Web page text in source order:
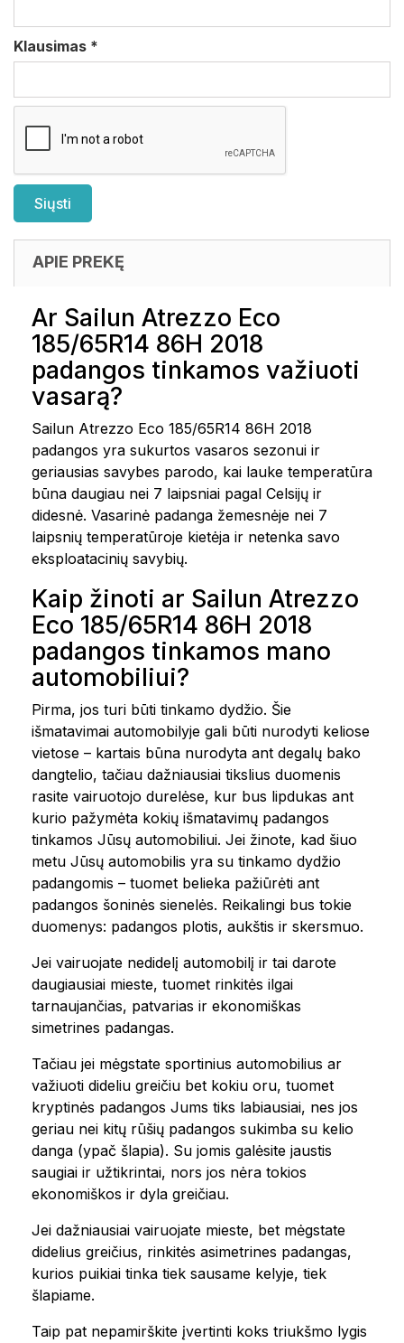
Klausimas *
APIE PREKĘ
Ar Sailun Atrezzo Eco
185/65R14 86H 2018
padangos tinkamos važiuoti
vasarą?
Sailun Atrezzo Eco 185/65R14 86H 2018
padangos yra sukurtos vasaros sezonui ir
geriausias savybes parodo, kai lauke temperatūra
būna daugiau nei 7 laipsniai pagal Celsijų ir
didesnė. Vasarinė padanga žemesnėje nei 7
laipsnių temperatūroje kietėja ir netenka savo
eksploatacinių savybių.
Kaip žinoti ar Sailun Atrezzo
Eco 185/65R14 86H 2018
padangos tinkamos mano
automobiliui?
Pirma, jos turi būti tinkamo dydžio. Šie
išmatavimai automobilyje gali būti nurodyti keliose
vietose – kartais būna nurodyta ant degalų bako
dangtelio, tačiau dažniausiai tikslius duomenis
rasite vairuotojo durelėse, kur bus lipdukas ant
kurio pažymėta kokių išmatavimų padangos
tinkamos Jūsų automobiliui. Jei žinote, kad šiuo
metu Jūsų automobilis yra su tinkamo dydžio
padangomis – tuomet belieka pažiūrėti ant
padangos šoninės sienelės. Reikalingi bus tokie
duomenys: padangos plotis, aukštis ir skersmuo.
Jei vairuojate nedidelį automobilį ir tai darote
daugiausiai mieste, tuomet rinkitės ilgai
tarnaujančias, patvarias ir ekonomiškas
simetrines padangas.
Tačiau jei mėgstate sportinius automobilius ar
važiuoti dideliu greičiu bet kokiu oru, tuomet
kryptinės padangos Jums tiks labiausiai, nes jos
geriau nei kitų rūšių padangos sukimba su kelio
danga (ypač šlapia). Su jomis galėsite jaustis
saugiai ir užtikrintai, nors jos nėra tokios
ekonomiškos ir dyla greičiau.
Jei dažniausiai vairuojate mieste, bet mėgstate
didelius greičius, rinkitės asimetrines padangas,
kurios puikiai tinka tiek sausame kelyje, tiek
šlapiame.
Taip pat nepamirškite įvertinti koks triukšmo lygis